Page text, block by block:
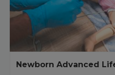
Newborn Advanced